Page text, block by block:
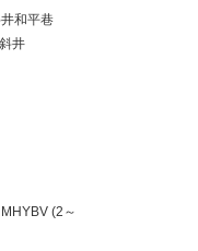
和平巷
井
(2～